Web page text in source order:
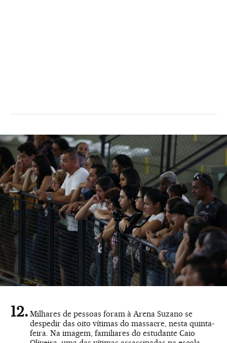
Milhares de pessoas foram à Arena Suzano se
despedir das oito vítimas do massacre, nesta quinta-
feira. Na imagem, familiares do estudante Caio